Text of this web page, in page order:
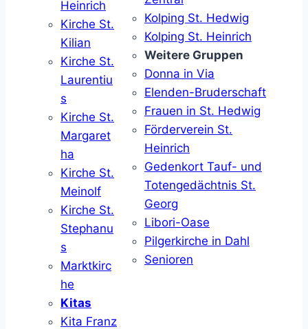
Heinrich
Kirche St.
Kilian
Kirche St.
Laurentiu
s
Kirche St.
Margaret
ha
Kirche St.
Meinolf
Kirche St.
Stephanu
s
Marktkirc
he
Kitas
Kita Franz
Kolping St. Hedwig
Kolping St. Heinrich
Weitere Gruppen
Donna in Via
Elenden-Bruderschaft
Frauen in St. Hedwig
Förderverein St.
Heinrich
Gedenkort Tauf- und
Totengedächtnis St.
Georg
Libori-Oase
Pilgerkirche in Dahl
Senioren